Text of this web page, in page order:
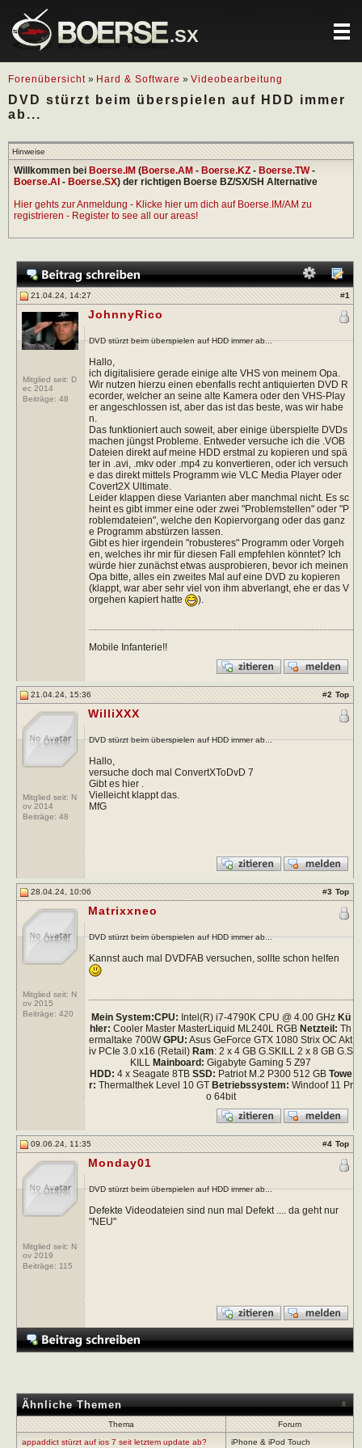
.SX
Forenübersicht » Hard & Software » Videobearbeitung
DVD stürzt beim überspielen auf HDD immer
ab...
Hinweise
Willkommen bei Boerse.IM (Boerse.AM - Boerse.KZ - Boerse.TW-
Boerse.AI - Boerse.SX) der richtigen Boerse BZ/SX/SH Alternative
Hier gehts zur Anmeldung - Klicke hier um dich auf Boerse.IM/AM zu
registrieren - Register to see all our areas!
21.04.24, 14:27 #1
Mitglied seit: D
ec 2014
Beiträge: 48
JohnnyRico
DVD stürzt beim überspielen auf HDD immer ab...
Hallo,
ich digitalisiere gerade einige alte VHS von meinem Opa.
Wir nutzen hierzu einen ebenfalls recht antiquierten DVD R
ecorder, welcher an seine alte Kamera oder den VHS-Play
er angeschlossen ist, aber das ist das beste, was wir habe
n.
Das funktioniert auch soweit, aber einige überspielte DVDs
machen jüngst Probleme. Entweder versuche ich die .VOB
Dateien direkt auf meine HDD erstmal zu kopieren und spä
ter in .avi, .mkv oder .mp4 zu konvertieren, oder ich versuch
e das direkt mittels Programm wie VLC Media Player oder
Covert2X Ultimate.
Leider klappen diese Varianten aber manchmal nicht. Es sc
heint es gibt immer eine oder zwei "Problemstellen" oder "P
roblemdateien", welche den Kopiervorgang oder das ganz
e Programm abstürzen lassen.
Gibt es hier irgendein "robusteres" Programm oder Vorgeh
en, welches ihr mir für diesen Fall empfehlen könntet? Ich
würde hier zunächst etwas ausprobieren, bevor ich meinen
Opa bitte, alles ein zweites Mal auf eine DVD zu kopieren
(klappt, war aber sehr viel von ihm abverlangt, ehe er das V
orgehen kapiert hatte
).
Mobile Infanterie!!
21.04.24, 15:36 #2 Top
Mitglied seit: N
ov 2014
Beiträge: 48
WilliXXX
DVD stürzt beim überspielen auf HDD immer ab...
Hallo,
versuche doch mal ConvertXToDvD 7
Gibt es hier .
Vielleicht klappt das.
MfG
28.04.24, 10:06 #3 Top
Mitglied seit: N
ov 2015
Beiträge: 420
Matrixxneo
DVD stürzt beim überspielen auf HDD immer ab...
Kannst auch mal DVDFAB versuchen, sollte schon helfen
Mein System:CPU: Intel(R) i7-4790K CPU @ 4.00 GHz Kü
hler: Cooler Master MasterLiquid ML240L RGBNetzteil: Th
ermaltake 700WGPU: Asus GeForce GTX 1080 Strix OC Akt
iv PCIe 3.0 x16 (Retail) Ram: 2 x 4 GB G.SKILL 2 x 8 GB G.S
KILLMainboard: Gigabyte Gaming 5 Z97
HDD: 4 x Seagate 8TB SSD: Patriot M.2 P300 512 GB Towe
r: Thermalthek Level 10 GT Betriebssystem: Windoof 11 Pr
o 64bit
09.06.24, 11:35 #4 Top
Mitglied seit: N
ov 2019
Beiträge: 115
Monday01
DVD stürzt beim überspielen auf HDD immer ab...
Defekte Videodateien sind nun mal Defekt .... da geht nur
"NEU"
Ähnliche Themen
Thema
Forum
appaddict stürzt auf ios 7 seit letztem update ab?
iPhone & iPod Touch